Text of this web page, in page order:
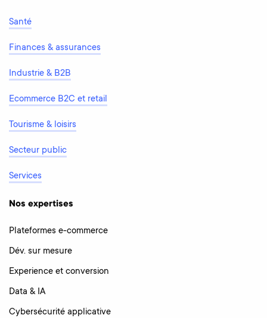
Santé
Finances & assurances
Industrie & B2B
Ecommerce B2C et retail
Tourisme & loisirs
Secteur public
Services
Nos expertises
Plateformes e-commerce
Dév. sur mesure
Experience et conversion
Data & IA
Cybersécurité applicative